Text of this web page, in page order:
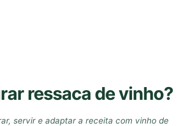
ressaca de vinho?
servir e adaptar a receita com vinho de